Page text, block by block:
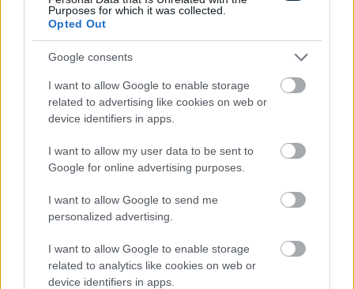
Purposes for which it was collected.
Opted Out
Google consents
I want to allow Google to enable storage
related to advertising like cookies on web or
device identifiers in apps.
I want to allow my user data to be sent to
Google for online advertising purposes.
I want to allow Google to send me
personalized advertising.
I want to allow Google to enable storage
related to analytics like cookies on web or
device identifiers in apps.
2026. 06. 18.
Már nem az a kérdés, hogy a robotok
belépnek-e az életünkbe, hanem az, hogy
velük a munkahelyünkön, az
egészségügyben vagy akár az
AI a gyakorlatban: ezt
érdemes tudniuk a
vállalatvezetőknek 2026-